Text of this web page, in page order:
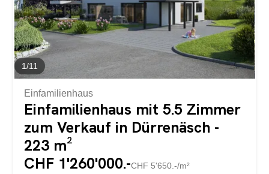
Lift über alle vier Stockwerke Erdsonde mit Free Cooling
PV-Anlage Raumhöhe von 2.6 m im OG Mastersuite mit
Ankleide gedeckter Eingang mit Vordach geräumiges
Entrée Drei optimal besonnte, grosszügige Terrassen mit
Sonnenstoren oder...
1/11
Einfamilienhaus
Einfamilienhaus mit 5.5 Zimmer
zum Verkauf in Dürrenäsch -
223 m²
CHF 1'260'000.-CHF 5'650.-/m²